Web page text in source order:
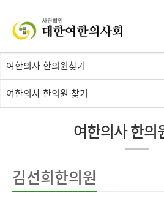
여한의사 한의원찾기
여한의사 한의원 찾기
여한의사 한의
김선희한의원